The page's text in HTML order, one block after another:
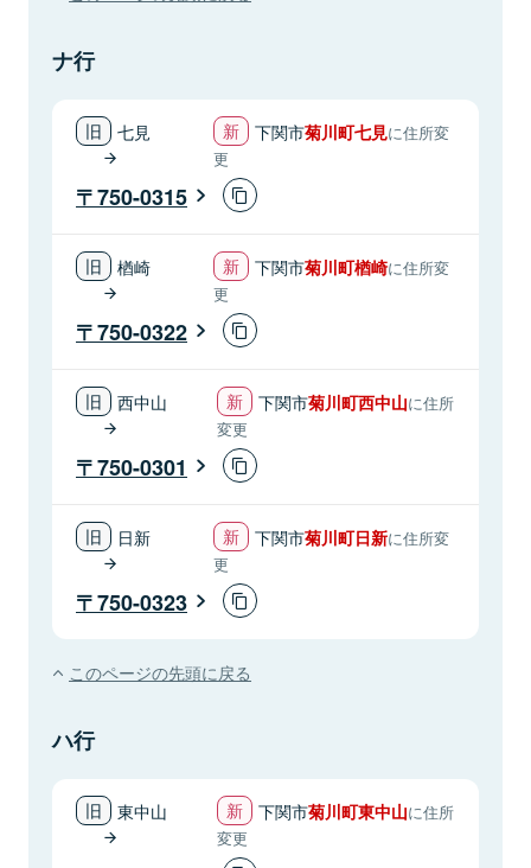
ナ行
七見 下関市菊川町七見に住所変
更
750-0315
楢崎 下関市菊川町楢崎に住所変
更
750-0322
西中山 下関市菊川町西中山に住所
変更
750-0301
日新 下関市菊川町日新に住所変
更
750-0323
このページの先頭に戻る
ハ行
東中山 下関市菊川町東中山に住所
変更